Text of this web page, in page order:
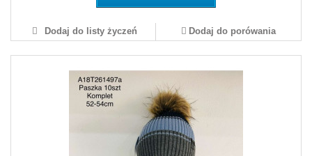
Dodaj do listy życzeń Dodaj do porówania